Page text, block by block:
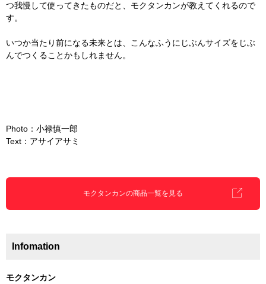
つ我慢して使ってきたものだと、モクタンカンが教えてくれるので
す。
いつか当たり前になる未来とは、こんなふうにじぶんサイズをじぶ
んでつくることかもしれません。
Photo：小禄慎一郎
Text：アサイアサミ
モクタンカンの商品一覧を見る
Infomation
モクタンカン